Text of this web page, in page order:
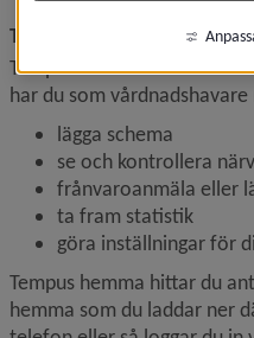
Tempus hemma, app eller
Tempus Hemma är
har du som
lägga schema
se och kontrollera
frånvaroanmäla eller
ta fram statistik
göra inställningar för
Tempus hemma hittar du
hemma som du laddar ner